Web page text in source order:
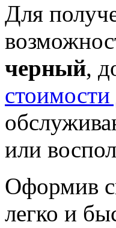
Для
черный,
стоимости
или
Оформив
легко и